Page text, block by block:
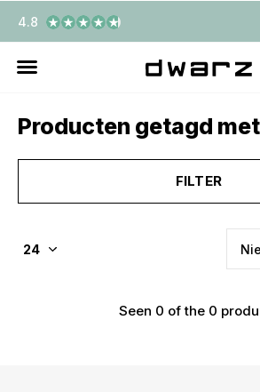
4.8
Producten getagd
FILTER
Seen 0 of the 0